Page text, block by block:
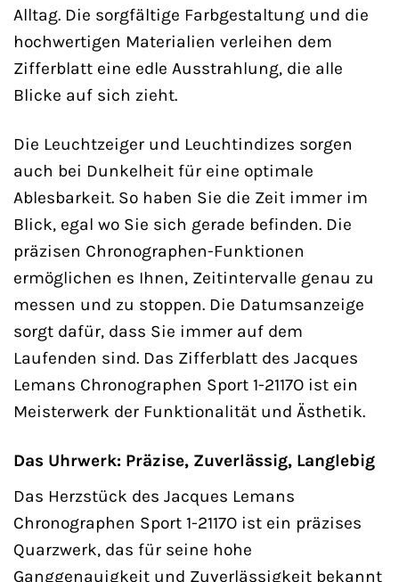
Alltag. Die sorgfältige Farbgestaltung und die
hochwertigen Materialien verleihen dem
Zifferblatt eine edle Ausstrahlung, die alle
Blicke auf sich zieht.
Die Leuchtzeiger und Leuchtindizes sorgen
auch bei Dunkelheit für eine optimale
Ablesbarkeit. So haben Sie die Zeit immer im
Blick, egal wo Sie sich gerade befinden. Die
präzisen Chronographen-Funktionen
ermöglichen es Ihnen, Zeitintervalle genau zu
messen und zu stoppen. Die Datumsanzeige
sorgt dafür, dass Sie immer auf dem
Laufenden sind. Das Zifferblatt des Jacques
Lemans Chronographen Sport 1-2117O ist ein
Meisterwerk der Funktionalität und Ästhetik.
Das Uhrwerk: Präzise, Zuverlässig, Langlebig
Das Herzstück des Jacques Lemans
Chronographen Sport 1-2117O ist ein präzises
Quarzwerk, das für seine hohe
Ganggenauigkeit und Zuverlässigkeit bekannt